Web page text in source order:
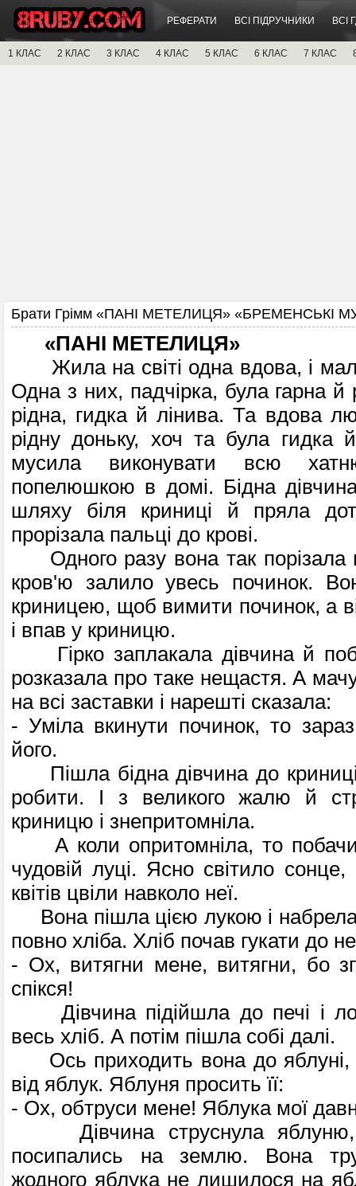
РЕФЕРАТИ ВСІ ПІДРУЧНИКИ ВСІ
1 КЛАС 2 КЛАС 3 КЛАС 4 КЛАС 5 КЛАС 6 КЛАС 7 КЛАС
Брати Грімм «ПАНІ МЕТЕЛИЦЯ» «БРЕМЕНСЬКІ
«ПАНІ МЕТЕЛИЦЯ»
Жила на світі одна вдова, і
Одна з них, падчірка, була гарна
рідна, гидка й лінива. Та вдова
рідну доньку, хоч та була гидка
мусила виконувати всю
попелюшкою в домі. Бідна
шляху біля криниці й пряла
прорізала пальці до крові.
Одного разу вона так порізала
кров'ю залило увесь починок.
криницею, щоб вимити починок, а
і впав у криницю.
Гірко заплакала дівчина й
розказала про таке нещастя. А
на всі заставки і нарешті сказала:
- Уміла вкинути починок, то
його.
Пішла бідна дівчина до
робити. І з великого жалю й
криницю і знепритомніла.
А коли опритомніла, то
чудовій луці. Ясно світило сонце,
квітів цвіли навколо неї.
Вона пішла цією лукою і набрела
повно хліба. Хліб почав гукати до
- Ох, витягни мене, витягни, бо
спікся!
Дівчина підійшла до печі і
весь хліб. А потім пішла собі далі.
Ось приходить вона до яблуні,
від яблук. Яблуня просить її:
- Ох, обтруси мене! Яблука мої
Дівчина струснула яблуню,
посипались на землю. Вона
жодного яблука не лишилося на